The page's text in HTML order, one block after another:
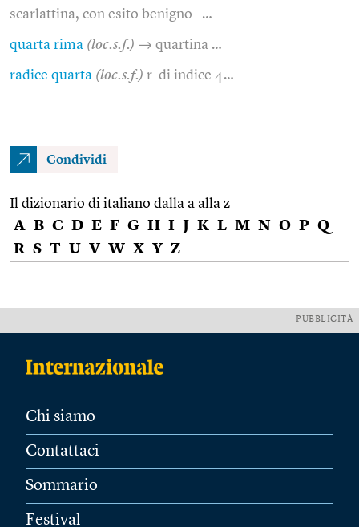
scarlattina, con esito benigno …
quarta rima (loc.s.f.) → quartina …
radice quarta (loc.s.f.) r. di indice 4…
Condividi
Il dizionario di italiano dalla a alla z
A B C D E F G H I J K L M N O P Q
R S T U V W X Y Z
PUBBLICITÀ
Chi siamo
Contattaci
Sommario
Festival